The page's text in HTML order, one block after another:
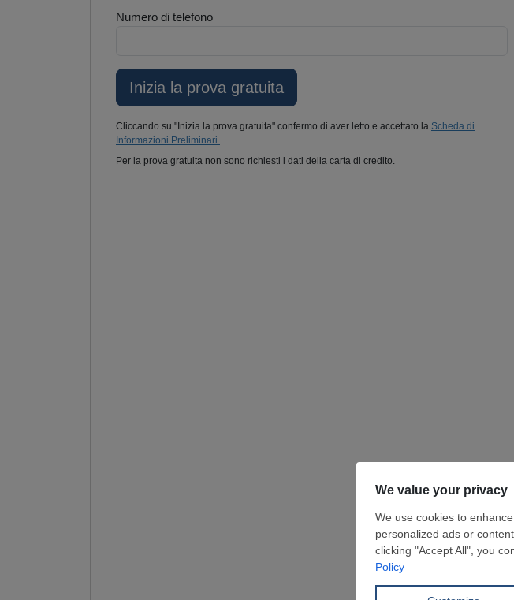
Numero di telefono
Cliccando su "Inizia la prova gratuita" confermo di aver letto e accettato la Scheda di
Informazioni Preliminari.
Per la prova gratuita non sono richiesti i dati della carta di credito.